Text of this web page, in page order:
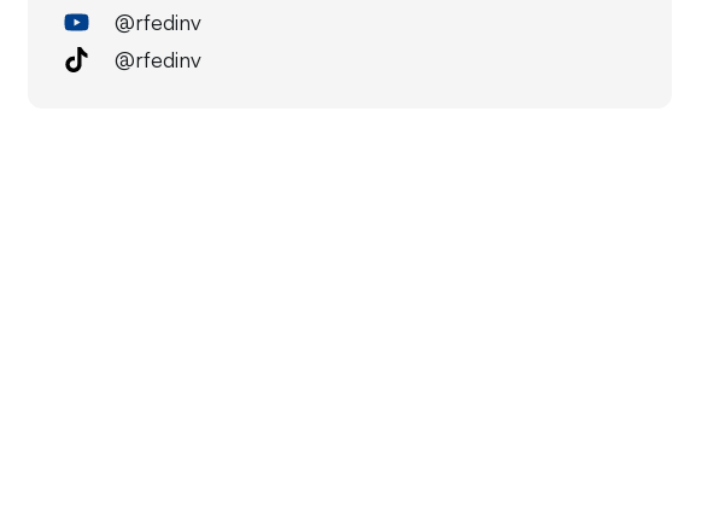
@rfedinv
@rfedinv